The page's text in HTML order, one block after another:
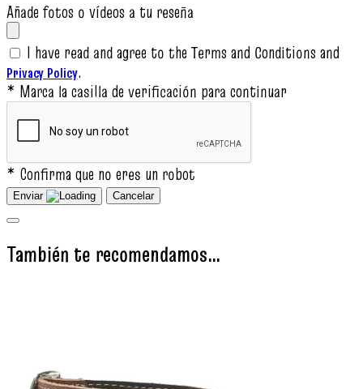
Añade fotos o vídeos a tu reseña
I have read and agree to the Terms and Conditions and
Privacy Policy.
* Marca la casilla de verificación para continuar
* Confirma que no eres un robot
Enviar Cancelar
También te recomendamos…